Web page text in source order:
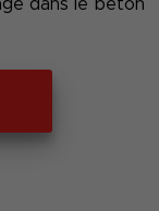
dans le béton